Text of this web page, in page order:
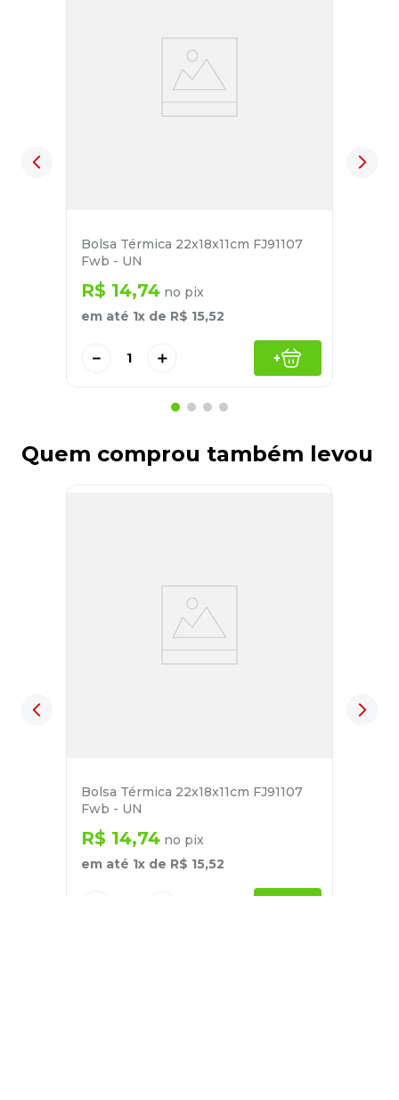
Bolsa Térmica 22x18x11cm FJ91107
Fwb - UN
R$ 14,74 no pix
em até 1x de R$ 15,52
＋
－ +
Quem comprou também levou
Bolsa Térmica 22x18x11cm FJ91107
Fwb - UN
R$ 14,74 no pix
em até 1x de R$ 15,52